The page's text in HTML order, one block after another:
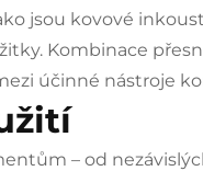
jsou kovové
Kombinace
účinné nástroje
– od